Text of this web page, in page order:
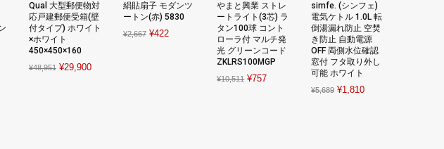
Qual 大型郵便物対
応戸建郵便受箱(壁
付タイプ) ホワイト
×ホワイト
450×450×160
¥48,951 Original
¥29,900Current
絹貼扇子 モダンツ
ートン(赤) 5830
¥2,667 Original
¥422Current
やまと興業 ストレ
ートライト(3芯) ラ
タン100球 コント
ローラ付 マルチ発
光 グリーンコード
ZKLRS100MGP
¥10,511 Original
¥757Current
simfe. (シンフェ)
電気ケトル 1.0L 転
倒湯漏れ防止 空焚
き防止 自動電源
OFF 両側水位確認
窓付 フタ取り外し
可能 ホワイト
¥5,689 Original
¥1,810Current